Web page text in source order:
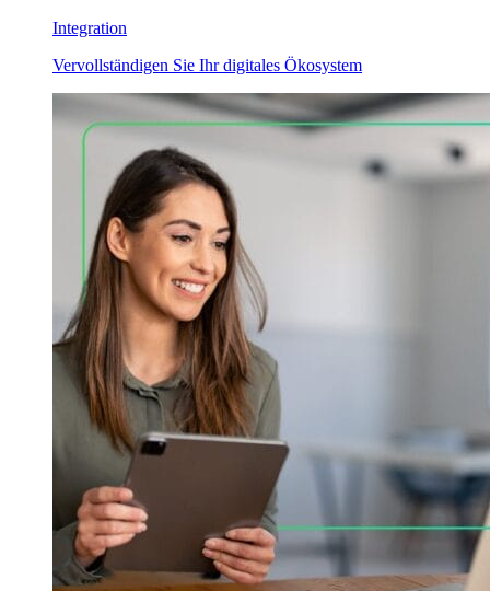
Integration
Vervollständigen Sie Ihr digitales Ökosystem